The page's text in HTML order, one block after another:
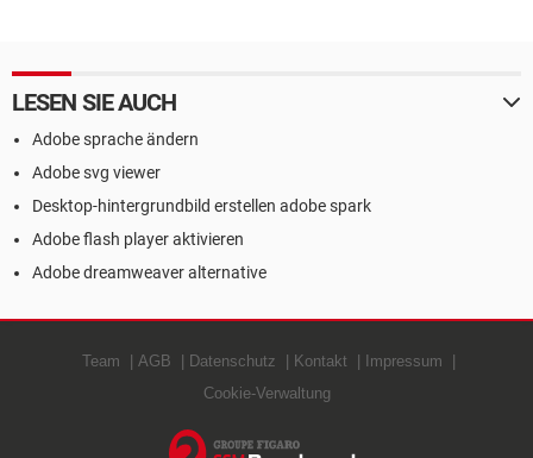
LESEN SIE AUCH
Adobe sprache ändern
Adobe svg viewer
Desktop-hintergrundbild erstellen adobe spark
Adobe flash player aktivieren
Adobe dreamweaver alternative
Team AGB Datenschutz Kontakt
Impressum
Cookie-Verwaltung